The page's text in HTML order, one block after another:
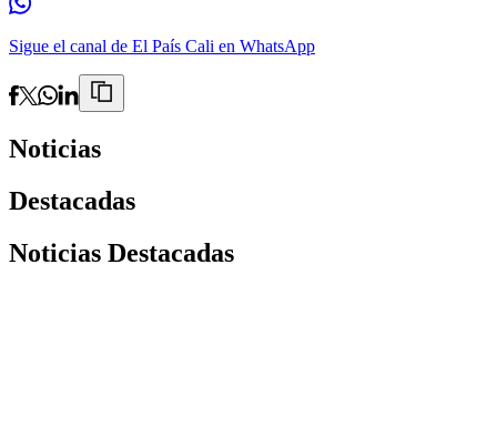
Sigue el canal de El País Cali en WhatsApp
Noticias
Destacadas
Noticias Destacadas